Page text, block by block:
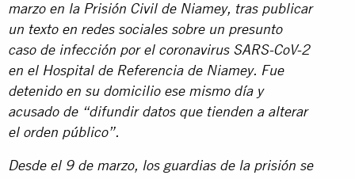
marzo en la Prisión Civil de Niamey, tras publicar
un texto en redes sociales sobre un presunto
caso de infección por el coronavirus SARS-CoV-2
en el Hospital de Referencia de Niamey. Fue
detenido en su domicilio ese mismo día y
acusado de “difundir datos que tienden a alterar
el orden público”.
Desde el 9 de marzo, los guardias de la prisión se